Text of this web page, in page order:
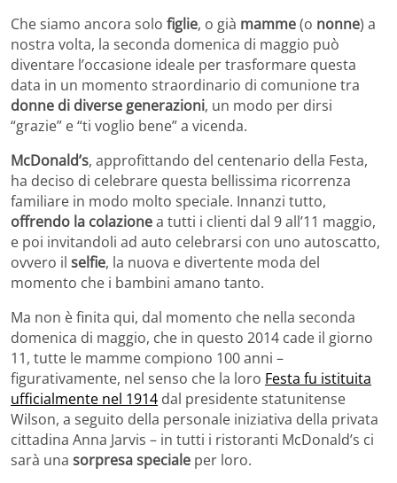
Che siamo ancora solo figlie, o già mamme(o nonne) a
nostra volta, la seconda domenica di maggio può
diventare l’occasione ideale per trasformare questa
data in un momento straordinario di comunione tra
donne di diverse generazioni, un modo per dirsi
“grazie” e “ti voglio bene” a vicenda.
McDonald’s, approfittando del centenario della Festa,
ha deciso di celebrare questa bellissima ricorrenza
familiare in modo molto speciale. Innanzi tutto,
offrendo la colazionea tutti i clienti dal 9 all’11 maggio,
e poi invitandoli ad auto celebrarsi con uno autoscatto,
ovvero il selfie, la nuova e divertente moda del
momento che i bambini amano tanto.
Ma non è finita qui, dal momento che nella seconda
domenica di maggio, che in questo 2014 cade il giorno
11, tutte le mamme compiono 100 anni –
figurativamente, nel senso che la loro Festa fu istituita
ufficialmente nel 1914 dal presidente statunitense
Wilson, a seguito della personale iniziativa della privata
cittadina Anna Jarvis – in tutti i ristoranti McDonald’s ci
sarà una sorpresa speciale per loro.